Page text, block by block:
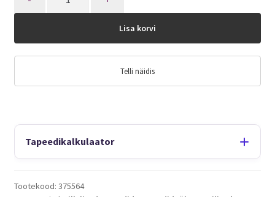
Lisa korvi
Telli näidis
Tapeedikalkulaator
Tootekood: 375564